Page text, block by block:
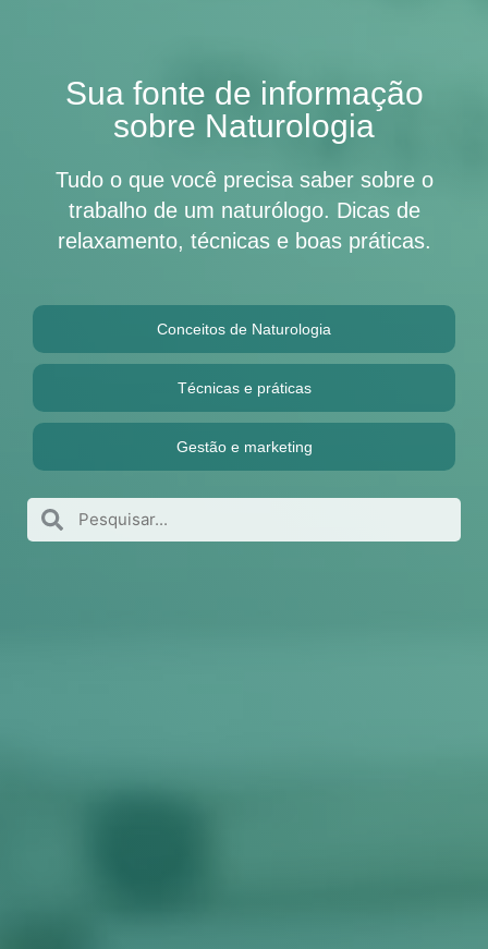
Sua fonte de informação
sobre Naturologia
Tudo o que você precisa saber sobre o
trabalho de um naturólogo. Dicas de
relaxamento, técnicas e boas práticas.
Conceitos de Naturologia
Técnicas e práticas
Gestão e marketing